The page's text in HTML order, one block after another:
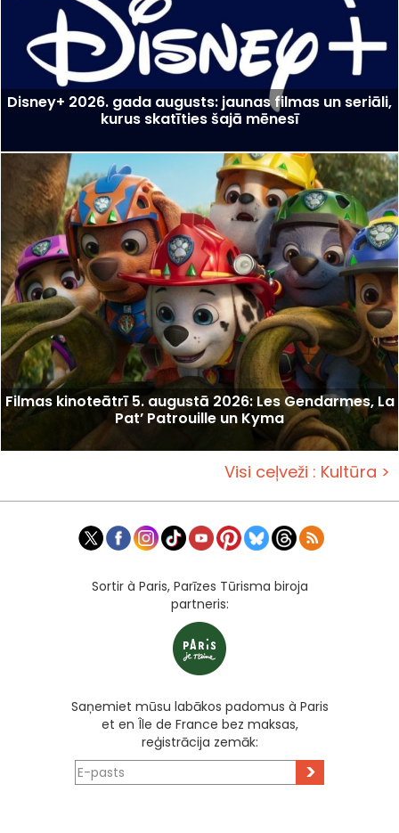
Disney+ 2026. gada augusts: jaunas filmas un seriāli,
kurus skatīties šajā mēnesī
Filmas kinoteātrī 5. augustā 2026: Les Gendarmes, La
Pat’ Patrouille un Kyma
Visi ceļveži : Kultūra >
Sortir à Paris, Parīzes Tūrisma biroja
partneris:
Saņemiet mūsu labākos padomus à Paris
et en Île de France bez maksas,
reģistrācija zemāk:
>